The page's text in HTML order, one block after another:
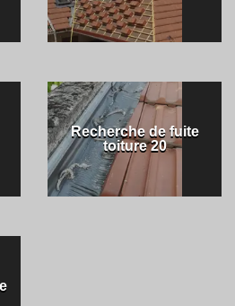
Recherche de fuite
toiture 20